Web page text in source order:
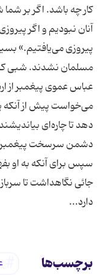
کار چه باشد. اگر بر
آنان نبودیم و اگر
پیروزی می‌یافتیم.»
مسلمان نشدند. شبی
عباس عموی پیغمبر از
می‌خواست پیش از آنکه
دهد تا چاره‌ای
دشمن سرسخت پیغمبر
سپس برای آنکه به او
جائی نگاهداشت تا
دارد...
برچسب‌ها